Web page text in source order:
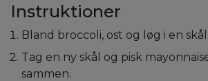
Instruktioner
Bland broccoli, ost og løg i en skål.
Tag en ny skål og pisk
sammen.